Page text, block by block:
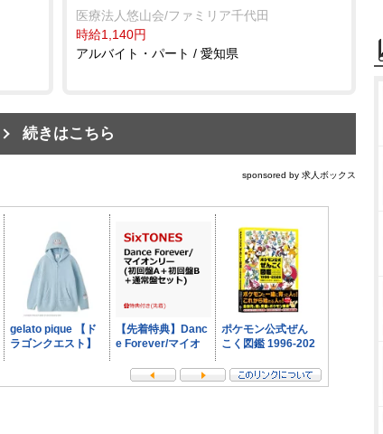
医療法人悠山会/ファミリア千代田
時給1,140円
アルバイト・パート / 愛知県
続きはこちら
sponsored by 求人ボックス